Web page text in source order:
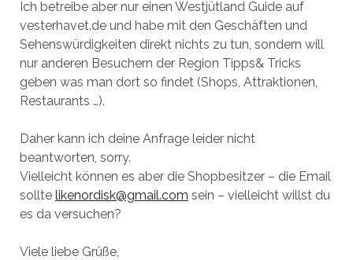
Ich betreibe aber nur einen Westjütland Guide auf
vesterhavet.de und habe mit den Geschäften und
Sehenswürdigkeiten direkt nichts zu tun, sondern will
nur anderen Besuchern der Region Tipps& Tricks
geben was man dort so findet (Shops, Attraktionen,
Restaurants …).
Daher kann ich deine Anfrage leider nicht
beantworten, sorry.
Vielleicht können es aber die Shopbesitzer – die Email
sollte likenordisk@gmail.com sein – vielleicht willst du
es da versuchen?
Viele liebe Grüße,